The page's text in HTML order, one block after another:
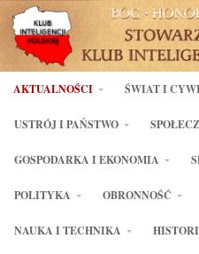
AKTUALNOŚCI ŚWIAT I
USTRÓJ I PAŃSTWO
GOSPODARKA I EKONOMIA
POLITYKA OBRONNOŚĆ
NAUKA I TECHNIKA